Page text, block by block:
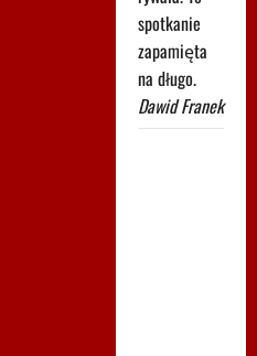
spotkanie
zapamięta
na długo.
Dawid Franek